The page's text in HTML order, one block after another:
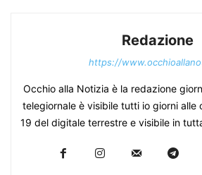
Redazione
https://
Occhio alla Notizia è la redazione
telegiornale è visibile tutti io giorni alle
19 del digitale terrestre e visibile in